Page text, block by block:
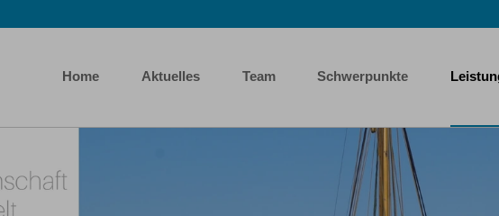
Home Aktuelles Team Schwerpunkte